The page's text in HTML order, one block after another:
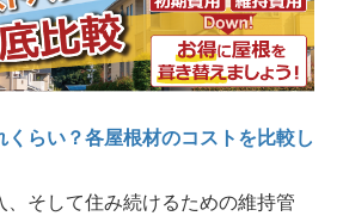
くらい？各屋根材のコストを比較し
そして住み続けるための維持管